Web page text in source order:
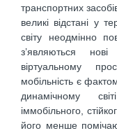
транспортних
великі відстані у
світу неодмінно
з’являються
віртуальному
мобільність є
динамічному
іммобільного,
його менше